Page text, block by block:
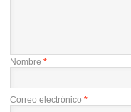
Nombre *
Correo electrónico *